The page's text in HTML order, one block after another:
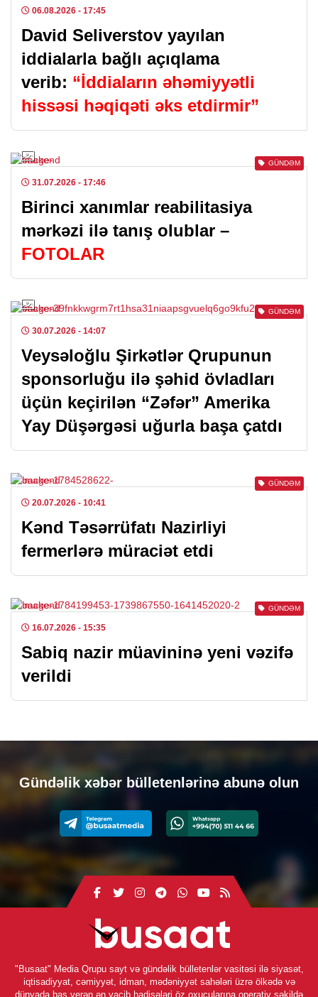
06.08.2026 - 17:45
David Seliverstov yayılan
iddialarla bağlı açıqlama
verib: “İddiaların əhəmiyyətli
hissəsi həqiqəti əks etdirmir”
GÜNDƏM
31.07.2026 - 17:46
Birinci xanımlar reabilitasiya
mərkəzi ilə tanış olublar –
FOTOLAR
GÜNDƏM
30.07.2026 - 14:07
Veysəloğlu Şirkətlər Qrupunun
sponsorluğu ilə şəhid övladları
üçün keçirilən “Zəfər” Amerika
Yay Düşərgəsi uğurla başa çatdı
GÜNDƏM
20.07.2026 - 10:41
Kənd Təsərrüfatı Nazirliyi
fermerlərə müraciət etdi
GÜNDƏM
16.07.2026 - 15:35
Sabiq nazir müavininə yeni vəzifə
verildi
Gündəlik xəbər bülletenlərinə abunə olun
"Busaat" Media Qrupu sayt və gündəlik bülletenlər vasitəsi ilə siyasət,
iqtisadiyyat, cəmiyyət, idman, mədəniyyət sahələri üzrə ölkədə və
dünyada baş verən ən vacib hadisələri öz oxucularına operativ şəkildə